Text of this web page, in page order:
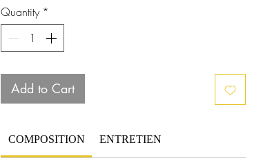
Quantity *
Add to Cart
COMPOSITION ENTRETIEN